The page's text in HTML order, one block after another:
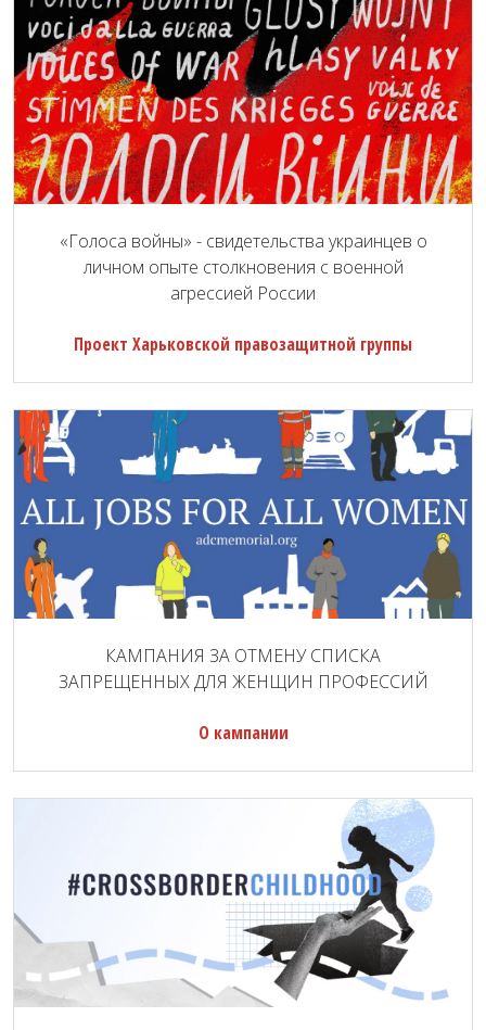
«Голоса войны» - свидетельства украинцев о
личном опыте столкновения с военной
агрессией России
Проект Харьковской правозащитной группы
КАМПАНИЯ ЗА ОТМЕНУ СПИСКА
ЗАПРЕЩЕННЫХ ДЛЯ ЖЕНЩИН ПРОФЕССИЙ
О кампании